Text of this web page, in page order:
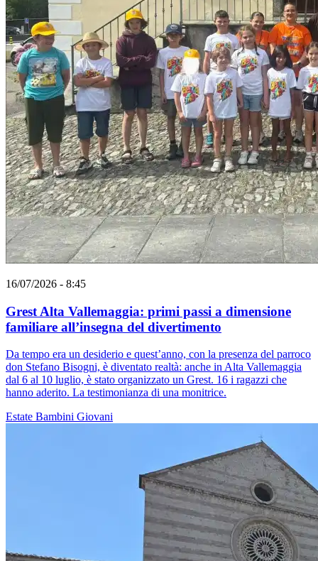
16/07/2026 - 8:45
Grest Alta Vallemaggia: primi passi a dimensione
familiare all’insegna del divertimento
Da tempo era un desiderio e quest’anno, con la presenza del parroco
don Stefano Bisogni, è diventato realtà: anche in Alta Vallemaggia
dal 6 al 10 luglio, è stato organizzato un Grest. 16 i ragazzi che
hanno aderito. La testimonianza di una monitrice.
Estate Bambini Giovani